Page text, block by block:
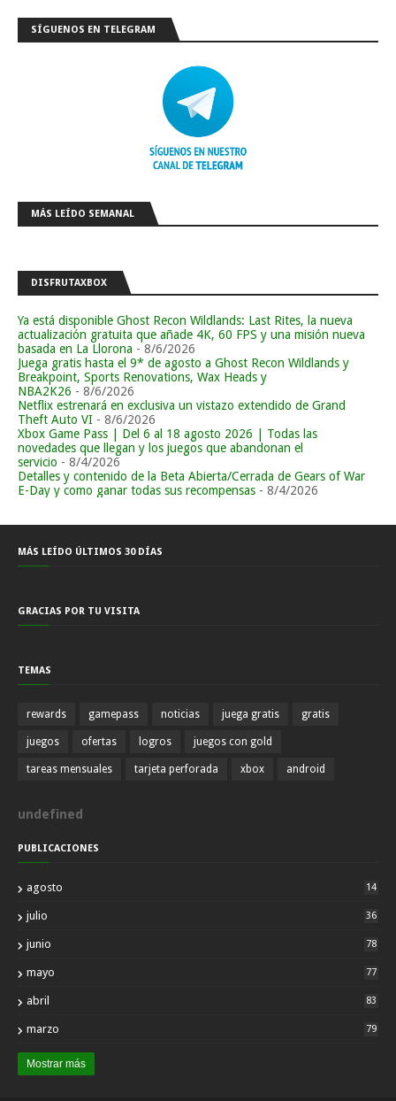
SÍGUENOS EN TELEGRAM
MÁS LEÍDO SEMANAL
DISFRUTAXBOX
Ya está disponible Ghost Recon Wildlands: Last Rites, la nueva
actualización gratuita que añade 4K, 60 FPS y una misión nueva
basada en La Llorona - 8/6/2026
Juega gratis hasta el 9* de agosto a Ghost Recon Wildlands y
Breakpoint, Sports Renovations, Wax Heads y
NBA2K26 - 8/6/2026
Netflix estrenará en exclusiva un vistazo extendido de Grand
Theft Auto VI - 8/6/2026
Xbox Game Pass | Del 6 al 18 agosto 2026 | Todas las
novedades que llegan y los juegos que abandonan el
servicio - 8/4/2026
Detalles y contenido de la Beta Abierta/Cerrada de Gears of War
E-Day y como ganar todas sus recompensas - 8/4/2026
MÁS LEÍDO ÚLTIMOS 30 DÍAS
GRACIAS POR TU VISITA
TEMAS
rewards gamepass noticias juega gratis gratis
juegos ofertas logros juegos con gold
tareas mensuales tarjeta perforada xbox android
und efined
PUBLICACIONES
agosto 14
julio 36
junio 78
mayo 77
abril 83
marzo 79
Mostrar más